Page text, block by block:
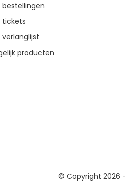
bestellingen
tickets
verlanglijst
producten
© Copyright 2026 -